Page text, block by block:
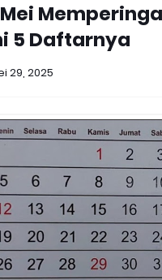
5 Daftarnya
29, 2025